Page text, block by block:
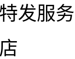
发服